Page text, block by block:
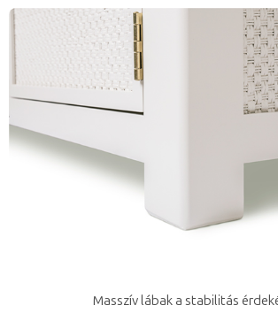
Masszív lábak a stabilitás